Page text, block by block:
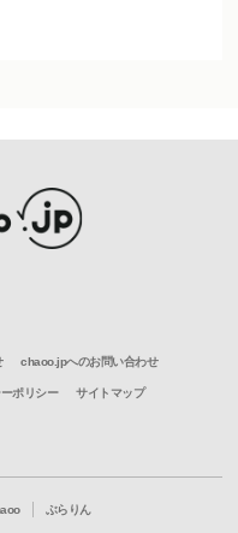
chaoo.jpへのお問い合わせ
ポリシー サイトマップ
ぶらりん